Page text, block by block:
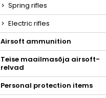
Spring rifles
Electric rifles
Airsoft ammunition
Teise maailmasõja airsoft-
relvad
Personal protection items